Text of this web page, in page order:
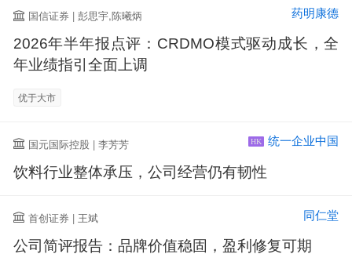
国信证券 | 彭思宇,陈曦炳 药明康德
2026年半年报点评：CRDMO模式驱动成长，全
年业绩指引全面上调
优于大市
国元国际控股 | 李芳芳 HK 统一企业中国
饮料行业整体承压，公司经营仍有韧性
首创证券 | 王斌 同仁堂
公司简评报告：品牌价值稳固，盈利修复可期